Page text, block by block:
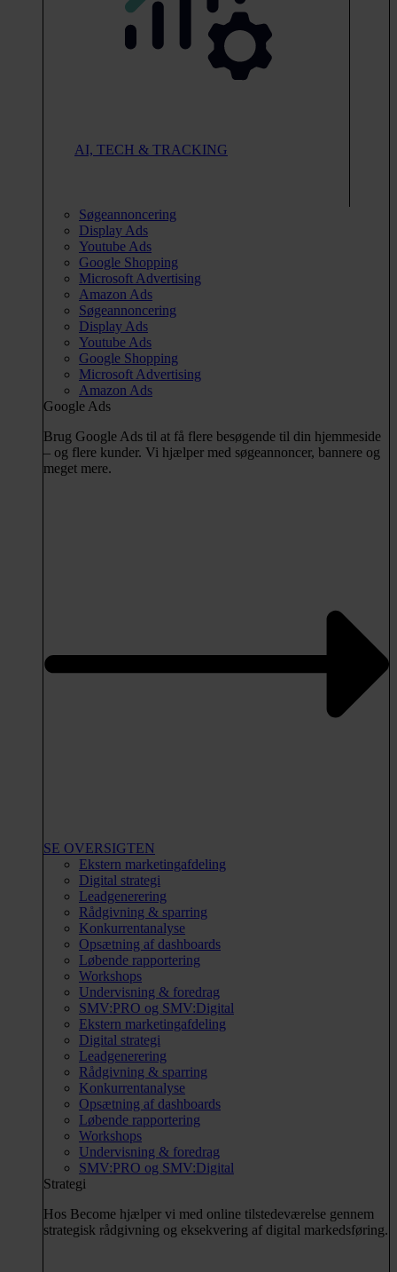
AI, TECH & TRACKING
Søgeannoncering
Display Ads
Youtube Ads
Google Shopping
Microsoft Advertising
Amazon Ads
Søgeannoncering
Display Ads
Youtube Ads
Google Shopping
Microsoft Advertising
Amazon Ads
Google Ads
Brug Google Ads til at få flere besøgende til din hjemmeside
– og flere kunder. Vi hjælper med søgeannoncer, bannere og
meget mere.
SE OVERSIGTEN
Ekstern marketingafdeling
Digital strategi
Leadgenerering
Rådgivning & sparring
Konkurrentanalyse
Opsætning af dashboards
Løbende rapportering
Workshops
Undervisning & foredrag
SMV:PRO og SMV:Digital
Ekstern marketingafdeling
Digital strategi
Leadgenerering
Rådgivning & sparring
Konkurrentanalyse
Opsætning af dashboards
Løbende rapportering
Workshops
Undervisning & foredrag
SMV:PRO og SMV:Digital
Strategi
Hos Become hjælper vi med online tilstedeværelse gennem
strategisk rådgivning og eksekvering af digital markedsføring.